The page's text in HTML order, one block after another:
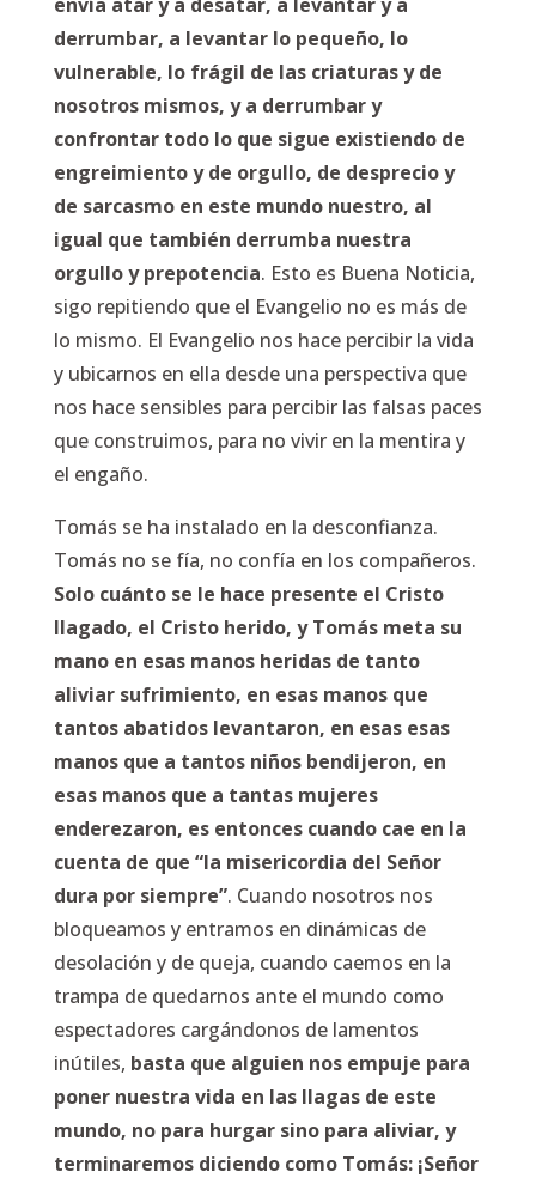
derrumbar, a levantar lo pequeño, lo
vulnerable, lo frágil de las criaturas y de
nosotros mismos, y a derrumbar y
confrontar todo lo que sigue existiendo de
engreimiento y de orgullo, de desprecio y
de sarcasmo en este mundo nuestro, al
igual que también derrumba nuestra
orgullo y prepotencia. Esto es Buena Noticia,
sigo repitiendo que el Evangelio no es más de
lo mismo. El Evangelio nos hace percibir la vida
y ubicarnos en ella desde una perspectiva que
nos hace sensibles para percibir las falsas paces
que construimos, para no vivir en la mentira y
el engaño.
Tomás se ha instalado en la desconfianza.
Tomás no se fía, no confía en los compañeros.
Solo cuánto se le hace presente el Cristo
llagado, el Cristo herido, y Tomás meta su
mano en esas manos heridas de tanto
aliviar sufrimiento, en esas manos que
tantos abatidos levantaron, en esas esas
manos que a tantos niños bendijeron, en
esas manos que a tantas mujeres
enderezaron, es entonces cuando cae en la
cuenta de que “la misericordia del Señor
dura por siempre”. Cuando nosotros nos
bloqueamos y entramos en dinámicas de
desolación y de queja, cuando caemos en la
trampa de quedarnos ante el mundo como
espectadores cargándonos de lamentos
inútiles, basta que alguien nos empuje para
poner nuestra vida en las llagas de este
mundo, no para hurgar sino para aliviar, y
terminaremos diciendo como Tomás: ¡Señor